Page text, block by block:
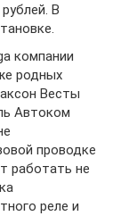
В
компании
родных
Весты
Автоком
проводке
работать не
реле и